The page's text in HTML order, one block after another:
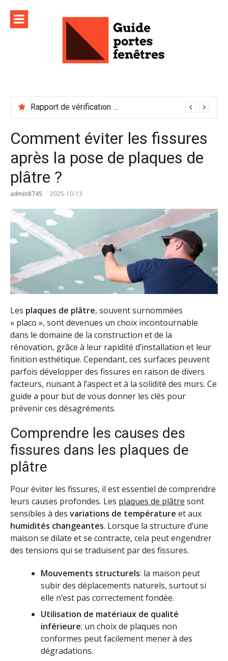
contenu
Rapport de vérification sécurité : à conserver précieusement
Comment éviter les fissures
après la pose de plaques de
plâtre ?
admin8745 2025-10-13
Les plaques de plâtre, souvent surnommées
« placo », sont devenues un choix incontournable
dans le domaine de la construction et de la
rénovation, grâce à leur rapidité d’installation et leur
finition esthétique. Cependant, ces surfaces peuvent
parfois développer des fissures en raison de divers
facteurs, nuisant à l’aspect et à la solidité des murs. Ce
guide a pour but de vous donner les clés pour
prévenir ces désagréments.
Comprendre les causes des
fissures dans les plaques de
plâtre
Pour éviter les fissures, il est essentiel de comprendre
leurs causes profondes. Les plaques de plâtre sont
sensibles à des variations de température et aux
humidi­tés changeantes. Lorsque la structure d’une
maison se dilate et se contracte, cela peut engendrer
des tensions qui se traduisent par des fissures.
Mouvements structurels: la maison peut
subir des déplacements naturels, surtout si
elle n’est pas correctement fondée.
Utilisation de matériaux de qualité
inférieure: un choix de plaques non
conformes peut facilement mener à des
dégradations.